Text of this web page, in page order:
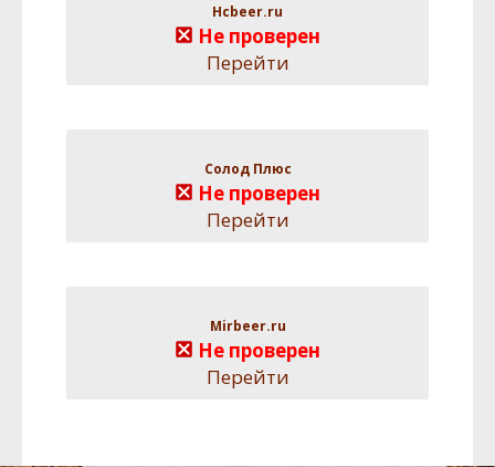
Hcbeer.ru
Не проверен
Перейти
Солод Плюс
Не проверен
Перейти
Mirbeer.ru
Не проверен
Перейти